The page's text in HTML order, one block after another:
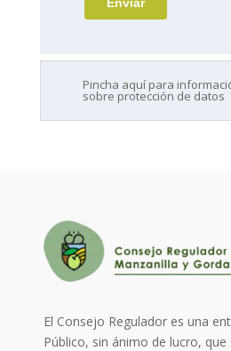
Pincha aquí para
sobre protección de datos
El Consejo Regulador es una
Público, sin ánimo de lucro,